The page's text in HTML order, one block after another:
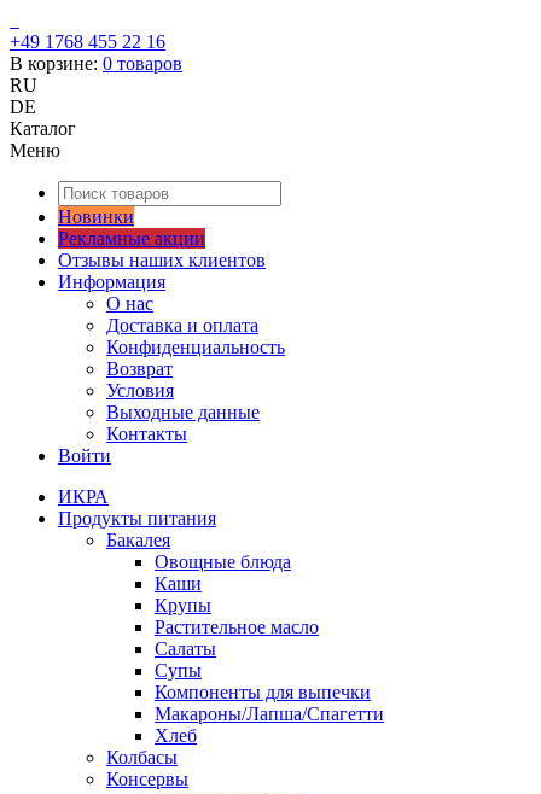
+49 1768 455 22 16
В корзине: 0 товаров
RU
DE
Каталог
Меню
Новинки
Рекламные акции
Отзывы наших клиентов
Информация
О нас
Доставка и оплата
Конфиденциальность
Возврат
Условия
Выходные данные
Контакты
Войти
ИКРА
Продукты питания
Бакалея
Овощные блюда
Каши
Крупы
Растительное масло
Салаты
Супы
Компоненты для выпечки
Макароны/Лапша/Спагетти
Хлеб
Колбасы
Консервы